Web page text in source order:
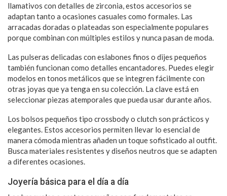
llamativos con detalles de zirconia, estos accesorios se
adaptan tanto a ocasiones casuales como formales. Las
arracadas doradas o plateadas son especialmente populares
porque combinan con múltiples estilos y nunca pasan de moda.
Las pulseras delicadas con eslabones finos o dijes pequeños
también funcionan como detalles encantadores. Puedes elegir
modelos en tonos metálicos que se integren fácilmente con
otras joyas que ya tenga en su colección. La clave está en
seleccionar piezas atemporales que pueda usar durante años.
Los bolsos pequeños tipo crossbody o clutch son prácticos y
elegantes. Estos accesorios permiten llevar lo esencial de
manera cómoda mientras añaden un toque sofisticado al outfit.
Busca materiales resistentes y diseños neutros que se adapten
a diferentes ocasiones.
Joyería básica para el día a día